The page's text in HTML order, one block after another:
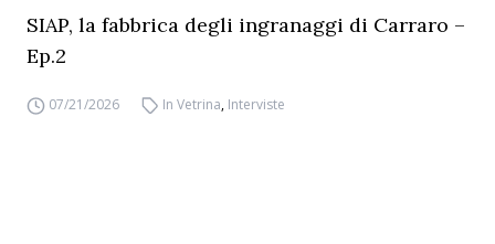
SIAP, la fabbrica degli ingranaggi di Carraro –
Ep.2
07/21/2026 In Vetrina, Interviste